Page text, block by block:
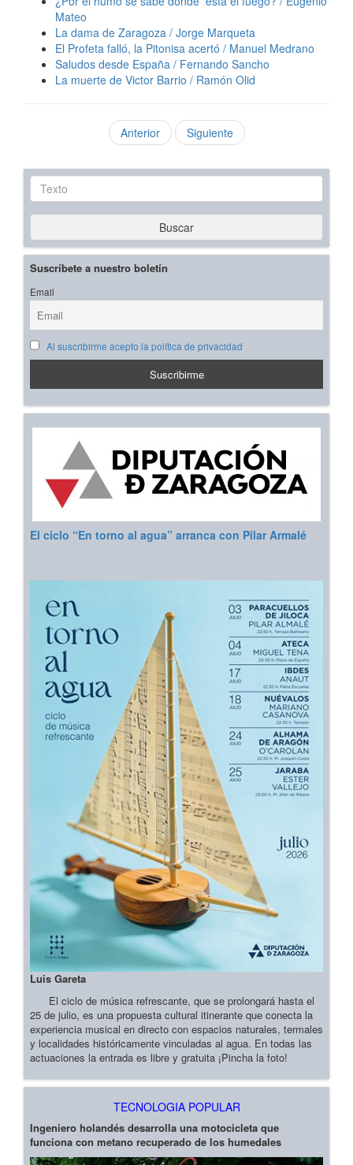
Mateo
La dama de Zaragoza / Jorge Marqueta
El Profeta falló, la Pitonisa acertó / Manuel Medrano
Saludos desde España / Fernando Sancho
La muerte de Victor Barrio / Ramón Olid
Anterior Siguiente
Texto
Buscar
Suscríbete a nuestro boletín
Email
Al suscribirme acepto la política de privacidad
El ciclo “En torno al agua” arranca con Pilar Armalé
Luis Gareta
El ciclo de música refrescante, que se prolongará hasta el
25 de julio, es una propuesta cultural itinerante que conecta la
experiencia musical en directo con espacios naturales, termales
y localidades históricamente vinculadas al agua. En todas las
actuaciones la entrada es libre y gratuita ¡Pincha la foto!
TECNOLOGIA POPULAR
Ingeniero holandés desarrolla una motocicleta que
funciona con metano recuperado de los humedales